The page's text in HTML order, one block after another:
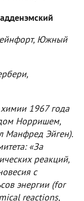
Южный
1967 года
Норришем,
Манфред Эйген).
«За
реакций,
с
энергии (for
reactions,